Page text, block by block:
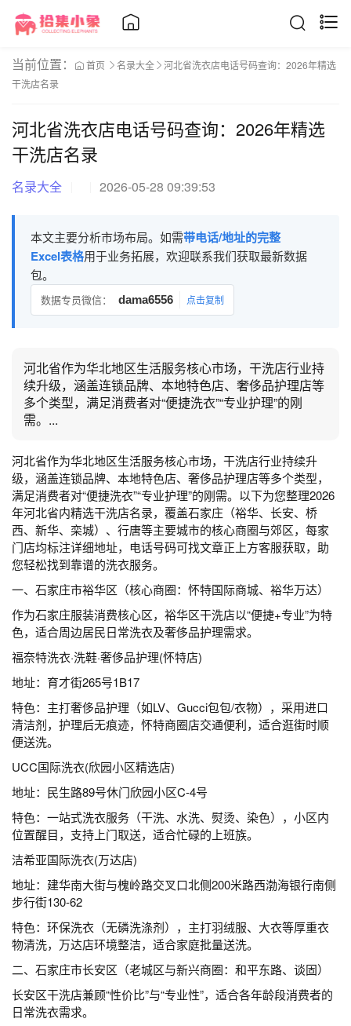
当前位置： 首页 名录大全
河北省洗衣店电话号码查询：2026年精选
干洗店名录
河北省洗衣店电话号码查询：2026年精选
干洗店名录
名录大全 2026-05-28 09:39:53
本文主要分析市场布局。如需带电话/地址的完整
Excel表格用于业务拓展，欢迎联系我们获取最新数据
包。
数据专员微信： dama6556 点击复制
河北省作为华北地区生活服务核心市场，干洗店行业持
续升级，涵盖连锁品牌、本地特色店、奢侈品护理店等
多个类型，满足消费者对“便捷洗衣”“专业护理”的刚
需。...
河北省作为华北地区生活服务核心市场，干洗店行业持续升
级，涵盖连锁品牌、本地特色店、奢侈品护理店等多个类型，
满足消费者对“便捷洗衣”“专业护理”的刚需。以下为您整理2026
年河北省内精选干洗店名录，覆盖石家庄（裕华、长安、桥
西、新华、栾城）、行唐等主要城市的核心商圈与郊区，每家
门店均标注详细地址，电话号码可找文章正上方客服获取，助
您轻松找到靠谱的洗衣服务。
一、石家庄市裕华区（核心商圈：怀特国际商城、裕华万达）
作为石家庄服装消费核心区，裕华区干洗店以“便捷+专业”为特
色，适合周边居民日常洗衣及奢侈品护理需求。
福奈特洗衣·洗鞋·奢侈品护理(怀特店)
地址：育才街265号1B17
特色：主打奢侈品护理（如LV、Gucci包包/衣物），采用进口
清洁剂，护理后无痕迹，怀特商圈店交通便利，适合逛街时顺
便送洗。
UCC国际洗衣(欣园小区精选店)
地址：民生路89号休门欣园小区C-4号
特色：一站式洗衣服务（干洗、水洗、熨烫、染色），小区内
位置醒目，支持上门取送，适合忙碌的上班族。
洁希亚国际洗衣(万达店)
地址：建华南大街与槐岭路交叉口北侧200米路西渤海银行南侧
步行街130-62
特色：环保洗衣（无磷洗涤剂），主打羽绒服、大衣等厚重衣
物清洗，万达店环境整洁，适合家庭批量送洗。
二、石家庄市长安区（老城区与新兴商圈：和平东路、谈固）
长安区干洗店兼顾“性价比”与“专业性”，适合各年龄段消费者的
日常洗衣需求。